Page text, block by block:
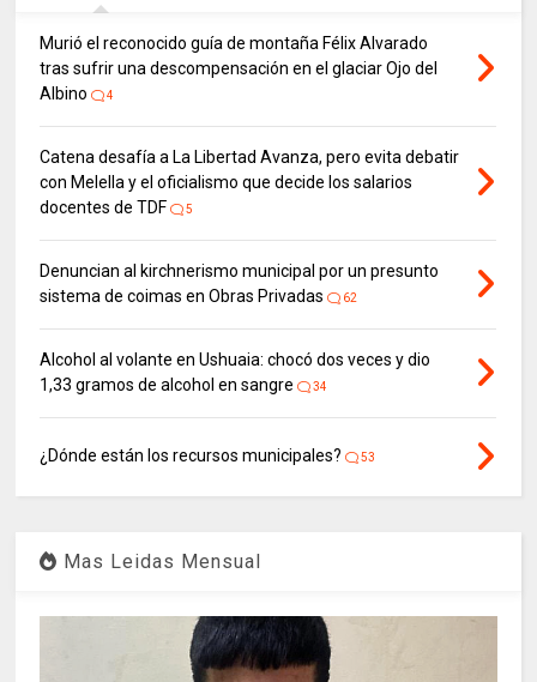
Murió el reconocido guía de montaña Félix Alvarado
tras sufrir una descompensación en el glaciar Ojo del
Albino
4
Catena desafía a La Libertad Avanza, pero evita debatir
con Melella y el oficialismo que decide los salarios
docentes de TDF
5
Denuncian al kirchnerismo municipal por un presunto
sistema de coimas en Obras Privadas
62
Alcohol al volante en Ushuaia: chocó dos veces y dio
1,33 gramos de alcohol en sangre
34
¿Dónde están los recursos municipales? 53
Mas Leidas Mensual